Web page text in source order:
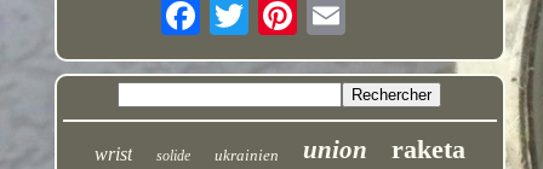
wrist solide ukrainien union raketa